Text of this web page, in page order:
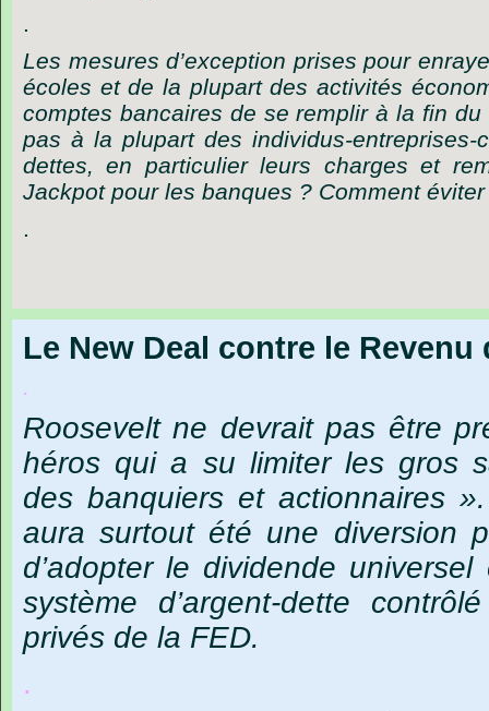
.
Les mesures d’exception prises pour
écoles et de la plupart des activités
comptes bancaires de se remplir à la fin
pas à la plupart des individus-entreprises-
dettes, en particulier leurs charges et
Jackpot pour les banques ? Comment
.
Le New Deal contre le Revenu
.
Roosevelt ne devrait pas être
héros qui a su limiter les gros
des banquiers et actionnaires
aura surtout été une diversion
d’adopter le dividende
système d’argent-dette
privés de la FED.
.